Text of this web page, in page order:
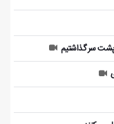
پشت سر گذاشتیم